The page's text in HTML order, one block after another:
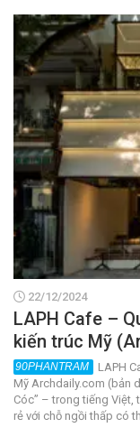
22/12/2024
LAPH Cafe –
kiến trúc Mỹ
LAPH
Mỹ Archdaily.com (bản
Cóc” – trong tiếng Việt,
rẻ với chỗ ngồi thấp có